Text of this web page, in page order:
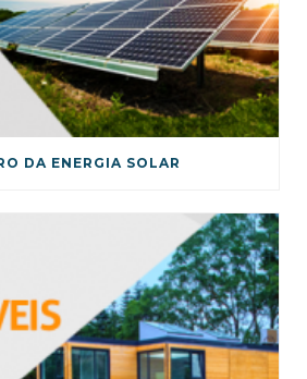
DA ENERGIA SOLAR